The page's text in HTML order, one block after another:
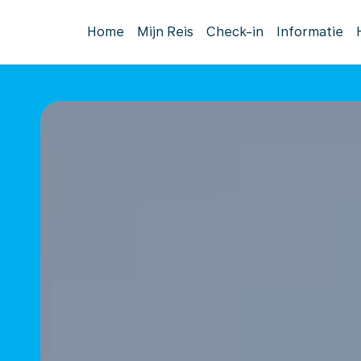
Home Mijn Reis Check-in Informatie